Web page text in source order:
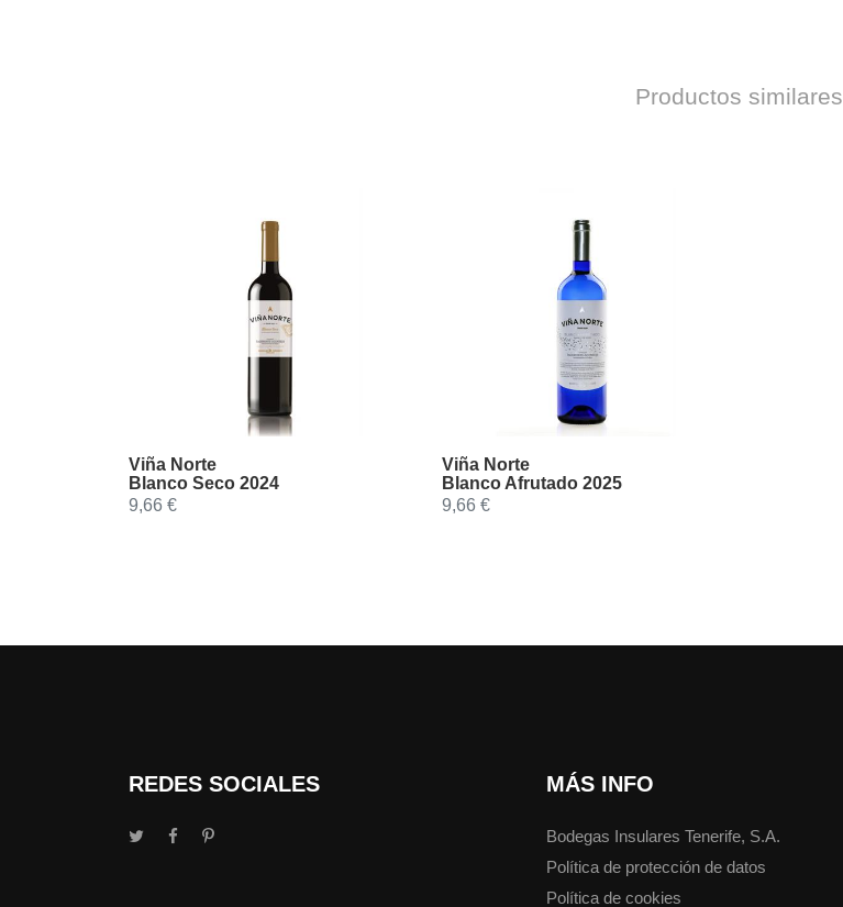
Productos similares
Viña Norte
Blanco Seco 2024
9,66 €
Viña Norte
Blanco Afrutado 2025
9,66 €
REDES SOCIALES MÁS INFO
Bodegas Insulares Tenerife, S.A.
Política de protección de datos
Política de cookies